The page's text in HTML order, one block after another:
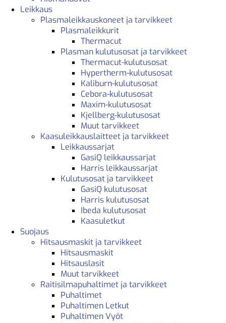
Leikkaus
Plasmaleikkauskoneet ja tarvikkeet
Plasmaleikkurit
Thermacut
Plasman kulutusosat ja tarvikkeet
Thermacut-kulutusosat
Hypertherm-kulutusosat
Kaliburn-kulutusosat
Cebora-kulutusosat
Maxim-kulutusosat
Kjellberg-kulutusosat
Muut tarvikkeet
Kaasuleikkauslaitteet ja tarvikkeet
Leikkaussarjat
GasiQ leikkaussarjat
Harris leikkaussarjat
Kulutusosat ja tarvikkeet
GasiQ kulutusosat
Harris kulutusosat
Ibeda kulutusosat
Kaasuletkut
Suojaus
Hitsausmaskit ja tarvikkeet
Hitsausmaskit
Hitsauslasit
Muut tarvikkeet
Raitisilmapuhaltimet ja tarvikkeet
Puhaltimet
Puhaltimen Letkut
Puhaltimen Vyöt